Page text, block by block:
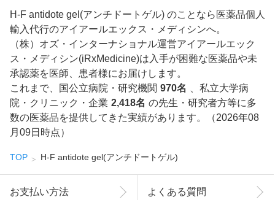
H-F antidote gel(アンチドートゲル) のことなら医薬品個人
輸入代行のアイアールエックス・メディシンへ。
（株）オズ・インターナショナル運営アイアールエック
ス・メディシン(iRxMedicine)は入手が困難な医薬品や未
承認薬を医師、患者様にお届けします。
これまで、国公立病院・研究機関 970名
、私立大学病
院・クリニック・企業 2,418名 の先生・研究者方等に多
数の医薬品を提供してきた実績があります。（2026年08
月09日時点）
TOP H-F antidote gel(アンチドートゲル)
お支払い方法 よくある質問